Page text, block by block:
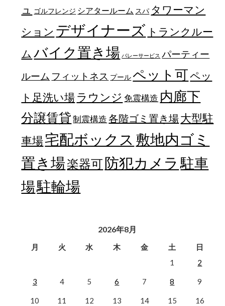
ュ
ゴルフレンジ シアタールーム スパ タワーマン
ション デザイナーズ トランクルー
ム バイク置き場 バレーサービス パーティー
ルーム フィットネス プール ペット可ペッ
ト足洗い場 ラウンジ 免震構造 内廊下
分譲賃貸 制震構造 各階ゴミ置き場大型駐
車場宅配ボックス 敷地内ゴミ
置き場楽器可防犯カメラ 駐車
場駐輪場
2026年8月
月 火 水 木 金 土
日
1
2
3 4 5 6 7 8 9
10 11 12 13 14 15 16